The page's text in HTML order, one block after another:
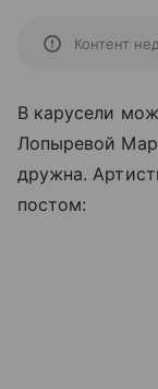
Контент
В карусели
Лопыревой
дружна.
постом: